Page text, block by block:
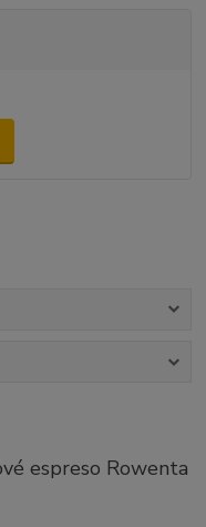
espreso Rowenta